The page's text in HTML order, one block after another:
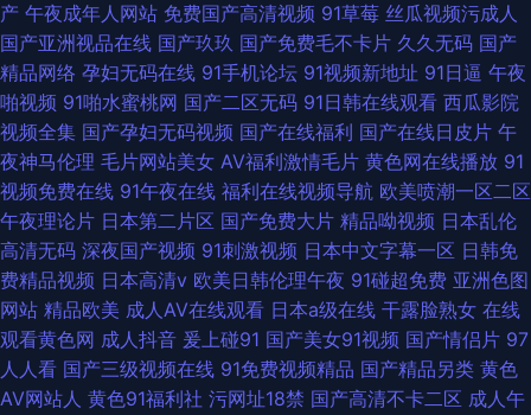
产 午夜成年人网站 免费国产高清视频 91草莓 丝瓜视频污成人
国产亚洲视品在线 国产玖玖 国产免费毛不卡片 久久无码 国产
精品网络 孕妇无码在线 91手机论坛 91视频新地址 91日逼 午夜
啪视频 91啪水蜜桃网 国产二区无码 91日韩在线观看 西瓜影院
视频全集 国产孕妇无码视频 国产在线福利 国产在线日皮片 午
夜神马伦理 毛片网站美女 AV福利激情毛片 黄色网在线播放 91
视频免费在线 91午夜在线 福利在线视频导航 欧美喷潮一区二区
午夜理论片 日本第二片区 国产免费大片 精品呦视频 日本乱伦
高清无码 深夜国产视频 91刺激视频 日本中文字幕一区 日韩免
费精品视频 日本高清v 欧美日韩伦理午夜 91碰超免费 亚洲色图
网站 精品欧美 成人AV在线观看 日本a级在线 干露脸熟女 在线
观看黄色网 成人抖音 爰上碰91 国产美女91视频 国产情侣片 97
人人看 国产三级视频在线 91免费视频精品 国产精品另类 黄色
AV网站人 黄色91福利社 污网址18禁 国产高清不卡二区 成人午